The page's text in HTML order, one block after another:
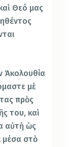
Θεό μας
Ἀκολουθία
μὲ
πρὸς
του, καὶ
αὐτὴ ὡς
μέσα στὸ